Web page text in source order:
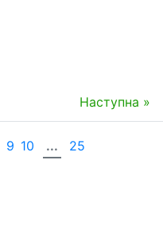
Наступна »
9 10 ... 25